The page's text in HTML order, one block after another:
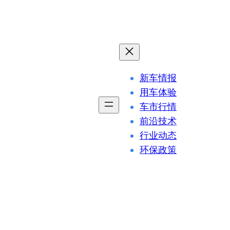
新车情报
用车体验
车市行情
前沿技术
行业动态
环保政策